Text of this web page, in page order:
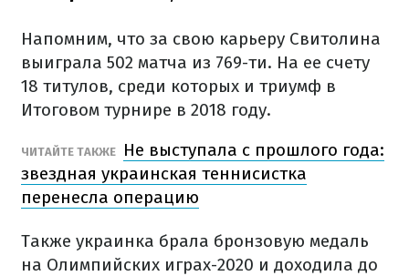
Напомним, что за свою карьеру Свитолина
выиграла 502 матча из 769-ти. На ее счету
18 титулов, среди которых и триумф в
Итоговом турнире в 2018 году.
ЧИТАЙТЕ ТАКЖЕ
Не выступала с прошлого года:
звездная украинская теннисистка
перенесла операцию
Также украинка брала бронзовую медаль
на Олимпийских играх-2020 и доходила до